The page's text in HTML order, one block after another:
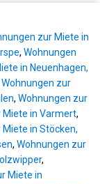
zur Miete in
, Wohnungen
in Neuenhagen,
Wohnungen zur
, Wohnungen zur
Miete in Varmert,
in Stöcken,
, Wohnungen zur
,
Miete in